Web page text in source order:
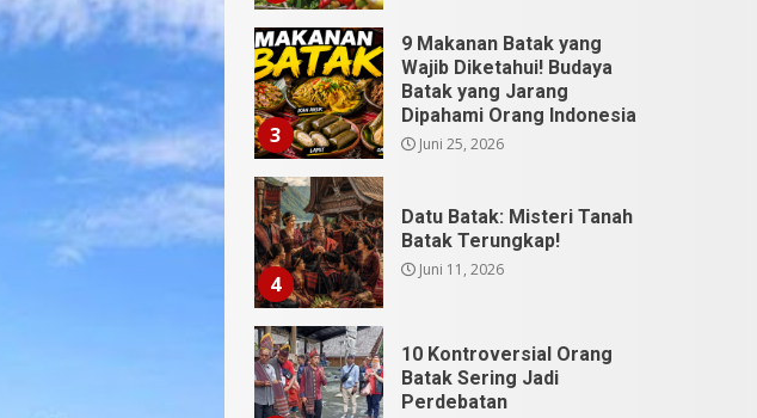
4
Datu Batak: Misteri Tanah
Batak Terungkap!
Juni 11, 2026
5
10 Kontroversial Orang
Batak Sering Jadi
Perdebatan
Mei 25, 2026
Pesona Sumatera Utara,
Tradisi Rondang Bittang
yang Mendunia